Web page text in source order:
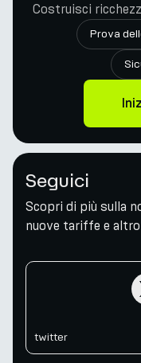
Costruisci
Prova
Seguici
Scopri di più sulla
nuove tariffe e altro
twitter